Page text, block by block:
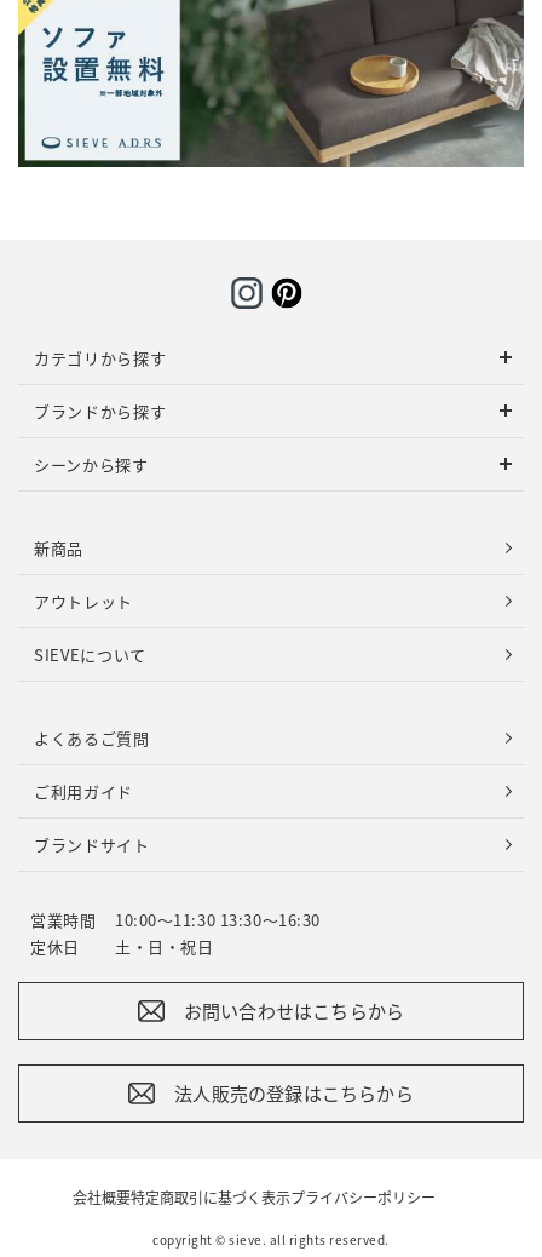
カテゴリから探す
ブランドから探す
シーンから探す
新商品
アウトレット
SIEVEについて
よくあるご質問
ご利用ガイド
ブランドサイト
営業時間
10:00～11:30 13:30～16:30
定休日
土・日・祝日
お問い合わせはこちらから
法人販売の登録はこちらから
会社概要特定商取引に基づく表示プライバシーポリシー
copyright © sieve. all rights reserved.